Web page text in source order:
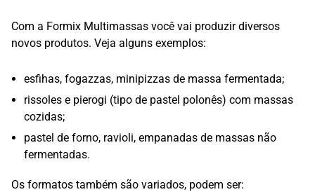
Com a Formix Multimassas você vai produzir diversos
novos produtos. Veja alguns exemplos:
esfihas, fogazzas, minipizzas de massa fermentada;
rissoles e pierogi (tipo de pastel polonês) com massas
cozidas;
pastel de forno, ravioli, empanadas de massas não
fermentadas.
Os formatos também são variados, podem ser: